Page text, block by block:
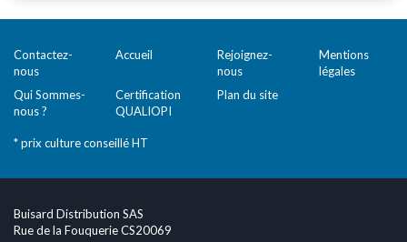
Contactez-
nous
Accueil
Rejoignez-
nous
Mentions
légales
Qui Sommes-
nous ?
Certification
QUALIOPI
Plan du site
* prix culture conseillé HT
Buisard Distribution SAS
Rue de la Fouquerie CS20069